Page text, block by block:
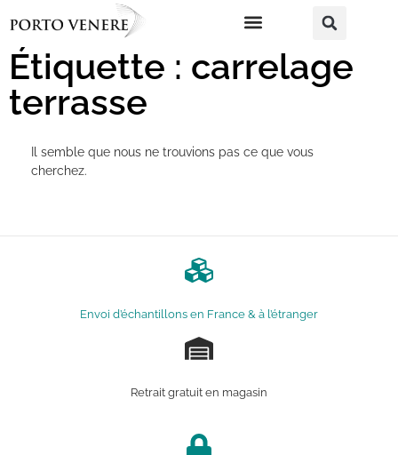
Étiquette : carrelage
terrasse
Il semble que nous ne trouvions pas ce que vous
cherchez.
Envoi d’échantillons en France & à l’étranger
Retrait gratuit en magasin